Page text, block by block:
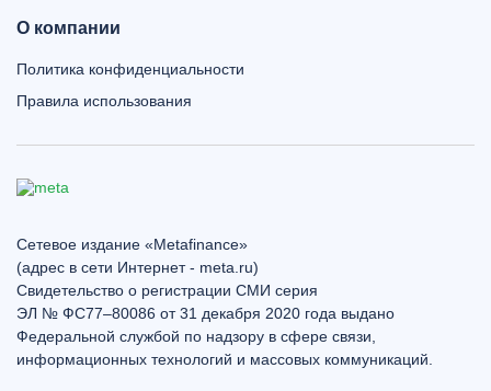
О компании
Политика конфиденциальности
Правила использования
Сетевое издание «Metafinance»
(адрес в сети Интернет - meta.ru)
Свидетельство о регистрации СМИ серия
ЭЛ № ФС77–80086 от 31 декабря 2020 года выдано
Федеральной службой по надзору в сфере связи,
информационных технологий и массовых коммуникаций.